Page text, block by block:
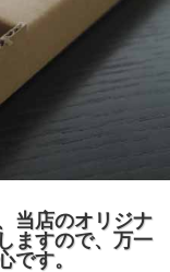
当店のオリジナ
ますので、万一
です。